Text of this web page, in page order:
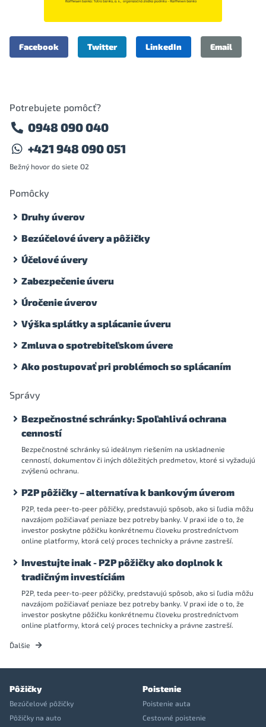
Facebook Twitter LinkedIn Email
Potrebujete pomôcť?
0948 090 040
+421 948 090 051
Bežný hovor do siete O2
Pomôcky
Druhy úverov
Bezúčelové úvery a pôžičky
Účelové úvery
Zabezpečenie úveru
Úročenie úverov
Výška splátky a splácanie úveru
Zmluva o spotrebiteľskom úvere
Ako postupovať pri problémoch so splácaním
Správy
Bezpečnostné schránky: Spoľahlivá ochrana
cenností
Bezpečnostné schránky sú ideálnym riešením na uskladnenie
cenností, dokumentov či iných dôležitých predmetov, ktoré si vyžadujú
zvýšenú ochranu.
P2P pôžičky – alternatíva k bankovým úverom
P2P, teda peer-to-peer pôžičky, predstavujú spôsob, ako si ľudia môžu
navzájom požičiavať peniaze bez potreby banky. V praxi ide o to, že
investor poskytne pôžičku konkrétnemu človeku prostredníctvom
online platformy, ktorá celý proces technicky a právne zastreší.
Investujte inak - P2P pôžičky ako doplnok k
tradičným investíciám
P2P, teda peer-to-peer pôžičky, predstavujú spôsob, ako si ľudia môžu
navzájom požičiavať peniaze bez potreby banky. V praxi ide o to, že
investor poskytne pôžičku konkrétnemu človeku prostredníctvom
online platformy, ktorá celý proces technicky a právne zastreší.
Ďalšie
Pôžičky
Bezúčelové pôžičky
Pôžičky na auto
Poistenie
Poistenie auta
Cestovné poistenie